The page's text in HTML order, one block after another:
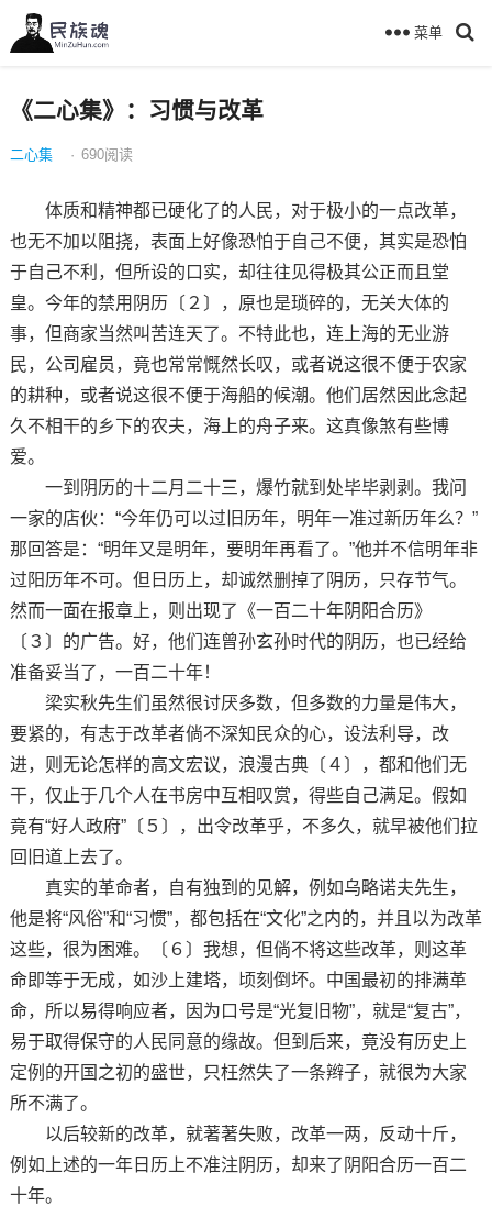
菜单
《二心集》：习惯与改革
二心集 · 690阅读
体质和精神都已硬化了的人民，对于极小的一点改革，
也无不加以阻挠，表面上好像恐怕于自己不便，其实是恐怕
于自己不利，但所设的口实，却往往见得极其公正而且堂
皇。今年的禁用阴历〔２〕，原也是琐碎的，无关大体的
事，但商家当然叫苦连天了。不特此也，连上海的无业游
民，公司雇员，竟也常常慨然长叹，或者说这很不便于农家
的耕种，或者说这很不便于海船的候潮。他们居然因此念起
久不相干的乡下的农夫，海上的舟子来。这真像煞有些博
爱。
一到阴历的十二月二十三，爆竹就到处毕毕剥剥。我问
一家的店伙：“今年仍可以过旧历年，明年一准过新历年么？”
那回答是：“明年又是明年，要明年再看了。”他并不信明年非
过阳历年不可。但日历上，却诚然删掉了阴历，只存节气。
然而一面在报章上，则出现了《一百二十年阴阳合历》
〔３〕的广告。好，他们连曾孙玄孙时代的阴历，也已经给
准备妥当了，一百二十年！
梁实秋先生们虽然很讨厌多数，但多数的力量是伟大，
要紧的，有志于改革者倘不深知民众的心，设法利导，改
进，则无论怎样的高文宏议，浪漫古典〔４〕，都和他们无
干，仅止于几个人在书房中互相叹赏，得些自己满足。假如
竟有“好人政府”〔５〕，出令改革乎，不多久，就早被他们拉
回旧道上去了。
真实的革命者，自有独到的见解，例如乌略诺夫先生，
他是将“风俗”和“习惯”，都包括在“文化”之内的，并且以为改革
这些，很为困难。〔６〕我想，但倘不将这些改革，则这革
命即等于无成，如沙上建塔，顷刻倒坏。中国最初的排满革
命，所以易得响应者，因为口号是“光复旧物”，就是“复古”，
易于取得保守的人民同意的缘故。但到后来，竟没有历史上
定例的开国之初的盛世，只枉然失了一条辫子，就很为大家
所不满了。
以后较新的改革，就著著失败，改革一两，反动十斤，
例如上述的一年日历上不准注阴历，却来了阴阳合历一百二
十年。